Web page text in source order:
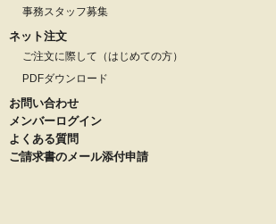
事務スタッフ募集
ネット注文
ご注文に際して（はじめての方）
PDFダウンロード
お問い合わせ
メンバーログイン
よくある質問
ご請求書のメール添付申請